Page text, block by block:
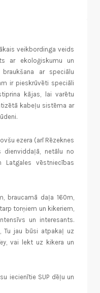
veikbordinga veids
ar ekoloģiskumu un
ar speciālu
ir pieskrūvēti speciāli
kājas, lai varētu
kabeļu sistēma ar
ezera (arī Rēzeknes
dienviddaļā, netālu no
Latgales vēstniecības
braucamā daļa 160m,
torņiem un kikeriem,
un interesants.
Tu jau būsi atpakaļ uz
, vai lekt uz kikera un
iecienītie SUP dēļu un